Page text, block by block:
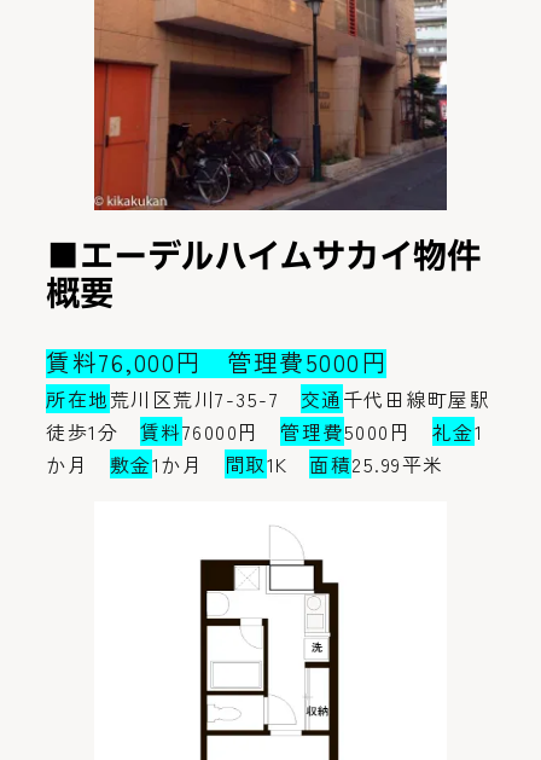
■エーデルハイムサカイ物件
概要
賃料76,000円 管理費5000円
所在地荒川区荒川7-35-7 交通 千代田線町屋駅
徒歩1分 賃料76000円 管理費5000円 礼金1
か月 敷金1か月 間取1K 面積25.99平米